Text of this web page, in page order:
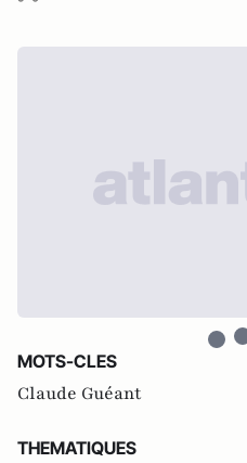
MOTS-CLES
Claude Guéant
THEMATIQUES